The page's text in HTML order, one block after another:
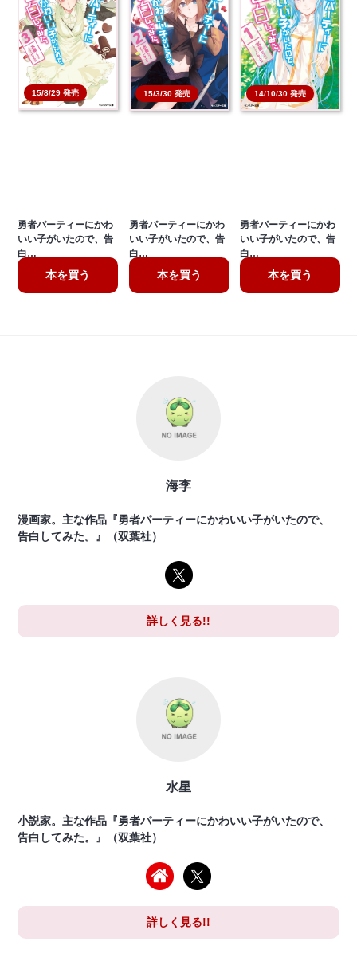
15/8/29 発売
勇者パーティーにかわ
いい子がいたので、告
白…
本を買う
15/3/30 発売
勇者パーティーにかわ
いい子がいたので、告
白…
本を買う
14/10/30 発売
勇者パーティーにかわ
いい子がいたので、告
白…
本を買う
海李
漫画家。主な作品『勇者パーティーにかわいい子がいたので、
告白してみた。』（双葉社）
詳しく見る!!
水星
小説家。主な作品『勇者パーティーにかわいい子がいたので、
告白してみた。』（双葉社）
詳しく見る!!